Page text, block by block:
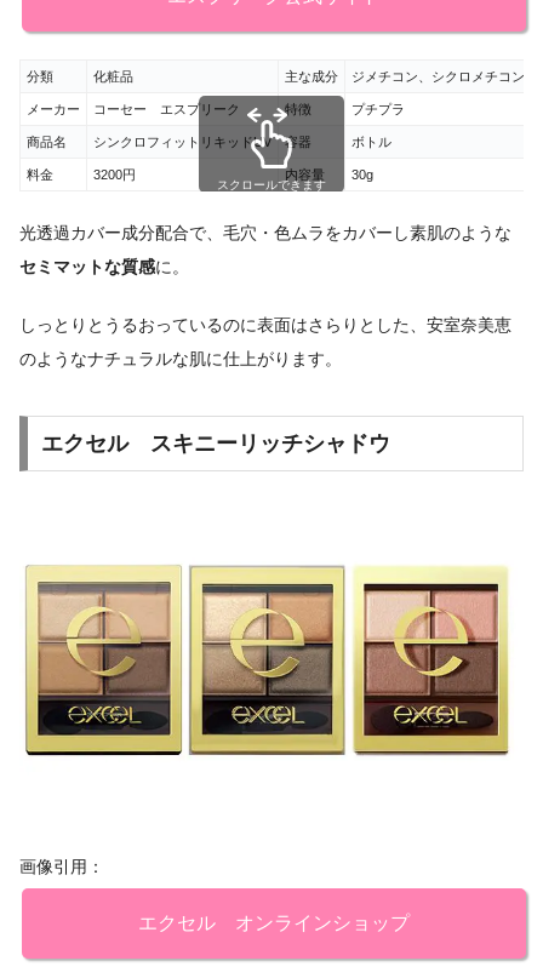
分類 化粧品 主な成分 ジメチコン、シクロメチコン
メーカー コーセー エスプリーク 特徴 プチプラ
商品名 シンクロフィットリキッドUV 容器 ボトル
料金 3200円 内容量 30g
スクロールできます
光透過カバー成分配合で、毛穴・色ムラをカバーし素肌のような
セミマットな質感に。
しっとりとうるおっているのに表面はさらりとした、安室奈美恵
のようなナチュラルな肌に仕上がります。
エクセル スキニーリッチシャドウ
画像引用：
エクセル オンラインショップ